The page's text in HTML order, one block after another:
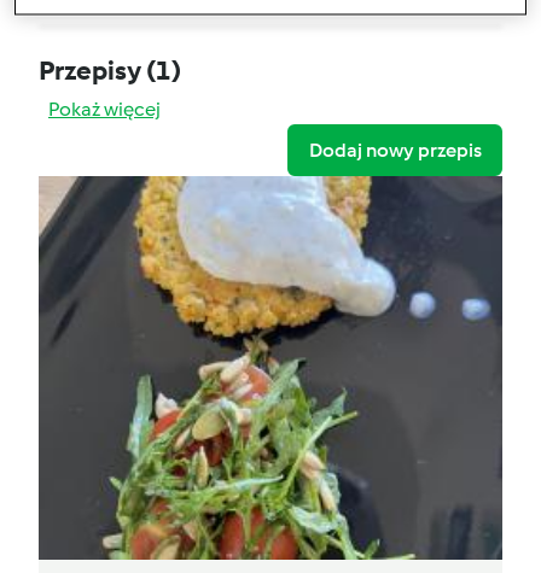
Przepisy(1)
Pokaż więcej
Dodaj nowy przepis